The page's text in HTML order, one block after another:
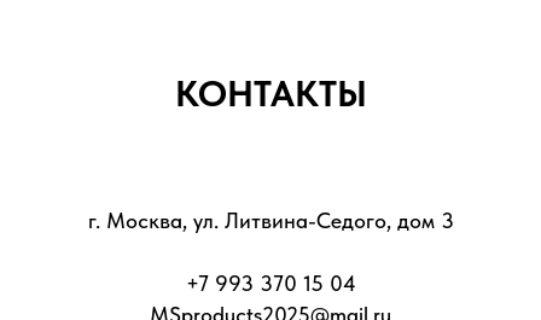
КОНТАКТЫ
г. Москва, ул. Литвина-Седого, дом 3
+7 993 370 15 04
MSproducts2025@mail.ru